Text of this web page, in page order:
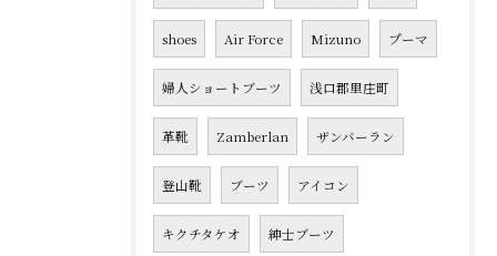
shoes Air Force Mizuno プーマ
婦人ショートブーツ 浅口郡里庄町
革靴 Zamberlan ザンバーラン
登山靴 ブーツ アイコン
キクチタケオ 紳士ブーツ